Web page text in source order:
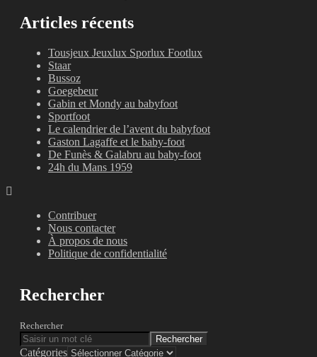
Articles récents
Tousjeux Jeuxlux Sporlux Footlux
Staar
Bussoz
Goegebeur
Gabin et Mondy au babyfoot
Sportfoot
Le calendrier de l’avent du babyfoot
Gaston Lagaffe et le baby-foot
De Funès & Galabru au baby-foot
24h du Mans 1959
Contribuer
Nous contacter
À propos de nous
Politique de confidentialité
Rechercher
Rechercher
Rechercher
Catégories